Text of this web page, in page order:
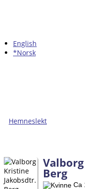
English
*Norsk
Hemneslekt
Berg
Ca